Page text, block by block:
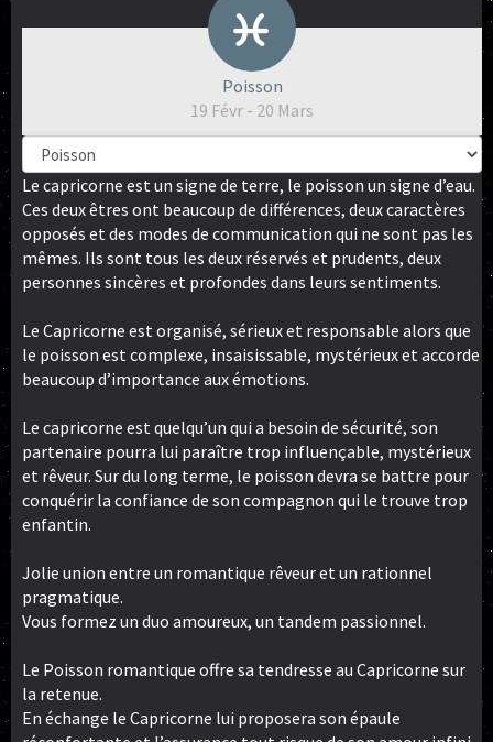
Poisson
19 Févr - 20 Mars
Le capricorne est un signe de terre, le poisson un signe d’eau.
Ces deux êtres ont beaucoup de différences, deux caractères
opposés et des modes de communication qui ne sont pas les
mêmes. Ils sont tous les deux réservés et prudents, deux
personnes sincères et profondes dans leurs sentiments.
Le Capricorne est organisé, sérieux et responsable alors que
le poisson est complexe, insaisissable, mystérieux et accorde
beaucoup d’importance aux émotions.
Le capricorne est quelqu’un qui a besoin de sécurité, son
partenaire pourra lui paraître trop influençable, mystérieux
et rêveur. Sur du long terme, le poisson devra se battre pour
conquérir la confiance de son compagnon qui le trouve trop
enfantin.
Jolie union entre un romantique rêveur et un rationnel
pragmatique.
Vous formez un duo amoureux, un tandem passionnel.
Le Poisson romantique offre sa tendresse au Capricorne sur
la retenue.
En échange le Capricorne lui proposera son épaule